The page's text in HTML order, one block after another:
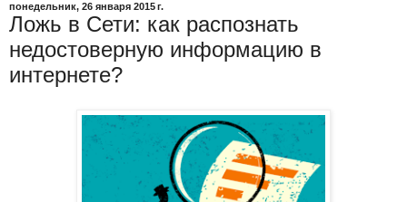
понедельник, 26 января 2015 г.
Ложь в Сети: как распознать
недостоверную информацию в
интернете?